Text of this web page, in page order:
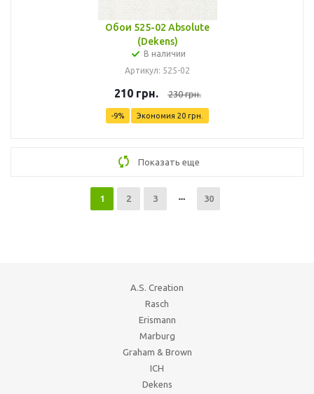
Обои 525-02 Absolute
(Dekens)
В наличии
Артикул: 525-02
210грн. 230грн.
-9% Экономия 20 грн.
Показать еще
1 2 3 30
A.S. Creation
Rasch
Erismann
Marburg
Graham & Brown
ICH
Dekens